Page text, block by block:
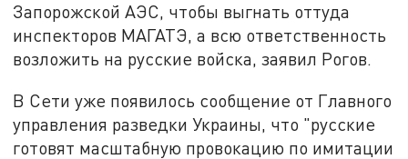
Запорожской АЭС, чтобы выгнать оттуда
инспекторов МАГАТЭ, а всю ответственность
возложить на русские войска, заявил Рогов.
В Сети уже появилось сообщение от Главного
управления разведки Украины, что "русские
готовят масштабную провокацию по имитации